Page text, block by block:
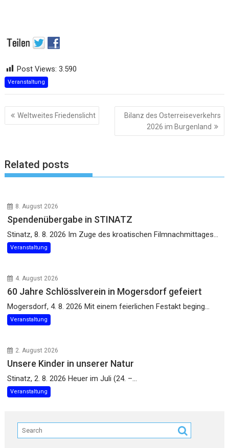
Post Views: 3.590
Veranstaltung
Beitragsnavigation
Weltweites Friedenslicht
Bilanz des Osterreiseverkehrs
2026 im Burgenland
Related posts
8. August 2026
Spendenübergabe in STINATZ
Stinatz, 8. 8. 2026 Im Zuge des kroatischen Filmnachmittages...
Veranstaltung
4. August 2026
60 Jahre Schlösslverein in Mogersdorf gefeiert
Mogersdorf, 4. 8. 2026 Mit einem feierlichen Festakt beging...
Veranstaltung
2. August 2026
Unsere Kinder in unserer Natur
Stinatz, 2. 8. 2026 Heuer im Juli (24. –...
Veranstaltung